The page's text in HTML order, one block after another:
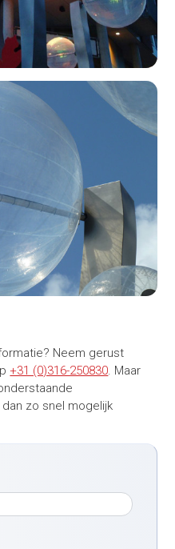
Neem gerust
+31 (0)316-250830. Maar
zo snel mogelijk